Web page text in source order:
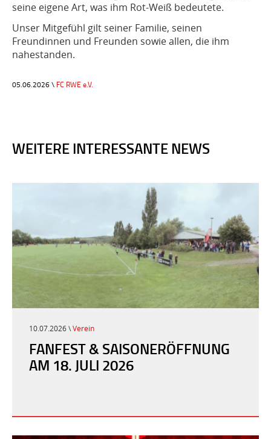
seine eigene Art, was ihm Rot-Weiß bedeutete.
Unser Mitgefühl gilt seiner Familie, seinen
Freundinnen und Freunden sowie allen, die ihm
nahestanden.
05.06.2026 \ FC RWE e.V.
WEITERE INTERESSANTE NEWS
10.07.2026 \Verein
FANFEST & SAISONERÖFFNUNG
AM 18. JULI 2026